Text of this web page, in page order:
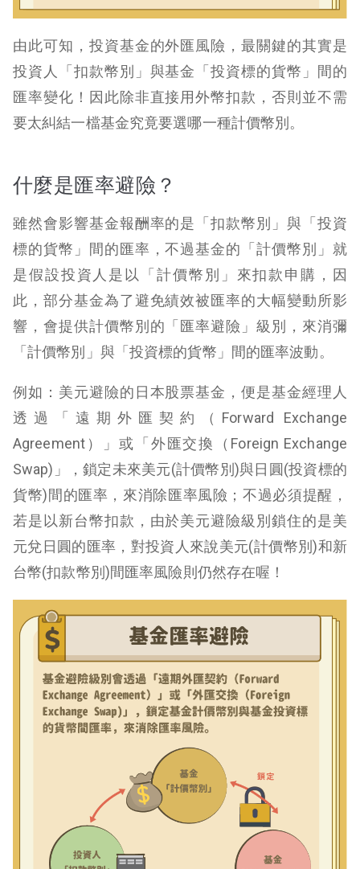
由此可知，投資基金的外匯風險，最關鍵的其實是
投資人「扣款幣別」與基金「投資標的貨幣」間的
匯率變化！因此除非直接用外幣扣款，否則並不需
要太糾結一檔基金究竟要選哪一種計價幣別。
什麼是匯率避險？
雖然會影響基金報酬率的是「扣款幣別」與「投資
標的貨幣」間的匯率，不過基金的「計價幣別」就
是假設投資人是以「計價幣別」來扣款申購，因
此，部分基金為了避免績效被匯率的大幅變動所影
響，會提供計價幣別的「匯率避險」級別，來消彌
「計價幣別」與「投資標的貨幣」間的匯率波動。
例如：美元避險的日本股票基金，便是基金經理人
透過「遠期外匯契約
（Forward Exchange
Agreement）
」或「外匯交換（Foreign Exchange
Swap)」，鎖定未來美元(計價幣別)與日圓(投資標的
貨幣)間的匯率，來消除匯率風險；不過必須提醒，
若是以新台幣扣款，由於美元避險級別鎖住的是美
元兌日圓的匯率，對投資人來說美元(計價幣別)和新
台幣(扣款幣別)間匯率風險則仍然存在喔！